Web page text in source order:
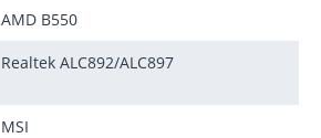
AMD B550
Realtek ALC892/ALC897
MSI